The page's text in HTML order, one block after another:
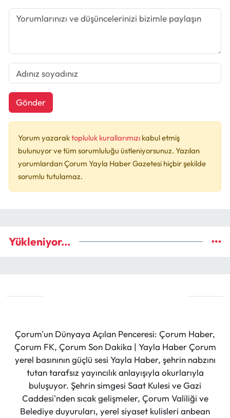
Gönder
Yorum yazaraktopluluk kurallarımızı kabul etmiş
bulunuyor ve tüm sorumluluğu üstleniyorsunuz. Yazılan
yorumlardan Çorum Yayla Haber Gazetesi hiçbir şekilde
sorumlu tutulamaz.
Yükleniyor...
Çorum'un Dünyaya Açılan Penceresi: Çorum Haber,
Çorum FK, Çorum Son Dakika | Yayla Haber Çorum
yerel basınının güçlü sesi Yayla Haber, şehrin nabzını
tutan tarafsız yayıncılık anlayışıyla okurlarıyla
buluşuyor. Şehrin simgesi Saat Kulesi ve Gazi
Caddesi'nden sıcak gelişmeler, Çorum Valiliği ve
Belediye duyuruları, yerel siyaset kulisleri anbean